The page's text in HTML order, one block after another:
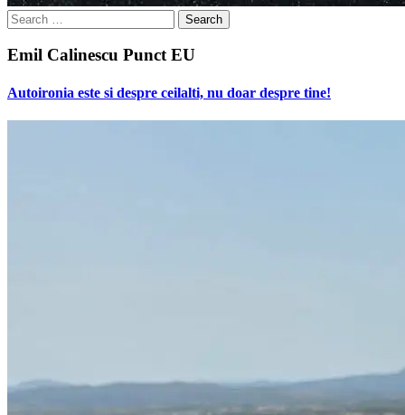
Search
for:
Emil Calinescu Punct EU
Autoironia este si despre ceilalti, nu doar despre tine!